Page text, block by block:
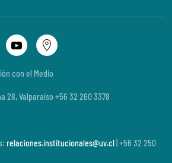
con el Medio
28, Valparaíso +56 32 260 3378
relaciones.institucionales@uv.cl | +56 32 250